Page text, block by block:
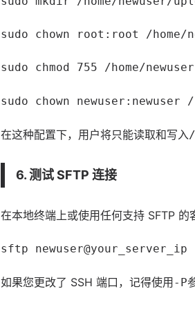
sudo chown root:root /home/
sudo chmod 755 /home/newuser
sudo chown newuser:newuser
在这种配置下，用户将只能读取和写入
6. 测试 SFTP 连接
在本地终端上或使用任何支持 SFTP
sftp newuser@your_server_ip
如果您更改了 SSH 端口，记得使用 -P